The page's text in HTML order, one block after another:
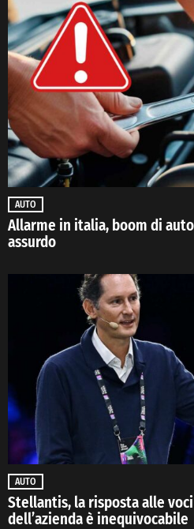
AUTO
Allarme in italia, boom di
assurdo
AUTO
Stellantis, la risposta alle
dell’azienda è inequivocabile